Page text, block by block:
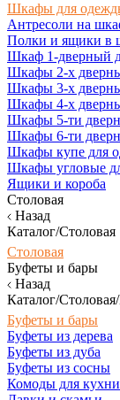
Шкафы для
Антресоли на
Полки и ящики в
Шкаф 1-дверный
Шкафы 2-х
Шкафы 3-х
Шкафы 4-х
Шкафы 5-ти
Шкафы 6-ти
Шкафы купе для
Шкафы угловые
Ящики и короба
Столовая
Назад
Каталог/Столовая
Столовая
Буфеты и бары
Назад
Каталог/
Буфеты и бары
Буфеты из дерева
Буфеты из дуба
Буфеты из сосны
Комоды для кухни